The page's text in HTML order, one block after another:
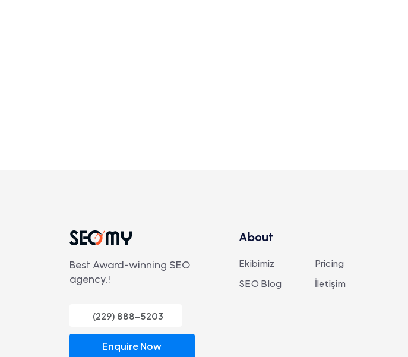
Best Award-winning SEO
agency.!
(229) 888-5203
Enquire Now
About
Ekibimiz
Pricing
SEO Blog
İletişim